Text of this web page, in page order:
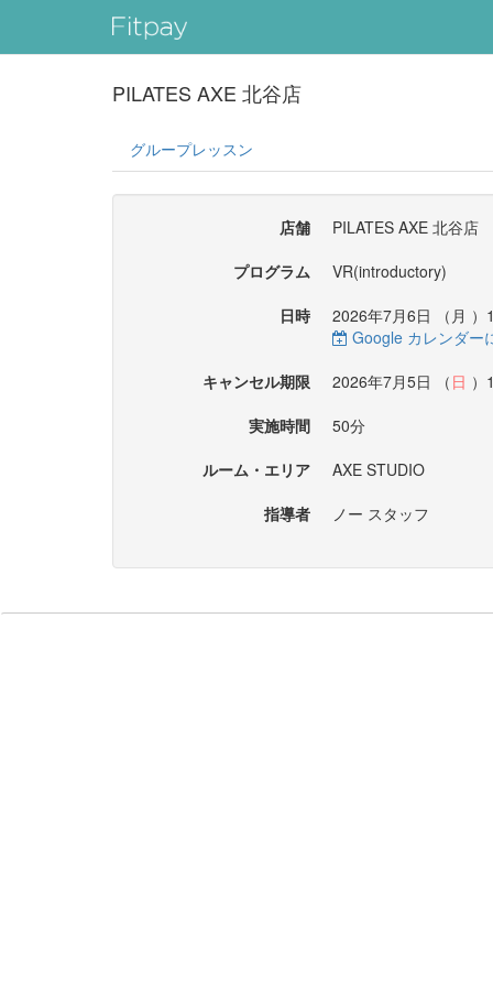
PILATES AXE 北谷店
グループレッスン
店舗
PILATES AXE 北谷店
プログラム
VR(introductory)
日時
2026年7月6日 （ 月 ）
Google カレンダー
キャンセル期限
2026年7月5日 （ 日 ）
実施時間
50分
ルーム・エリア
AXE STUDIO
指導者
ノー スタッフ